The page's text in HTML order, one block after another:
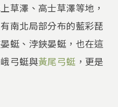
草澤、高士草澤等地，
南北局部分布的藍彩琵
蜓、浡鋏晏蜓，也在這
弓蜓與黃尾弓蜓 ，更是